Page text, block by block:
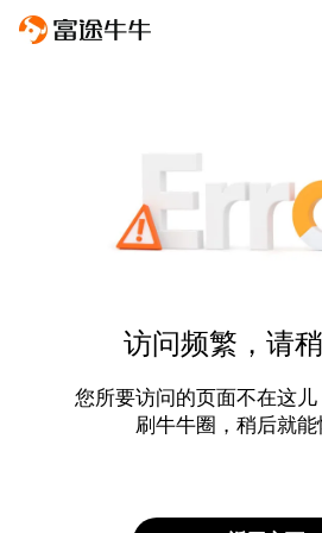
访问频繁，请
您所要访问的页面不在这
刷牛牛圈，稍后就能